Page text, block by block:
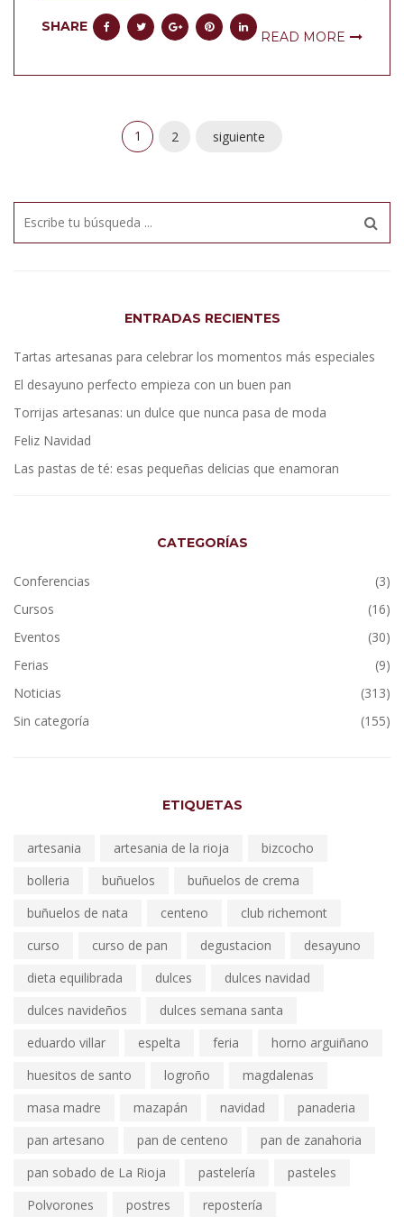
SHARE
READ MORE
1 2 siguiente
ENTRADAS RECIENTES
Tartas artesanas para celebrar los momentos más especiales
El desayuno perfecto empieza con un buen pan
Torrijas artesanas: un dulce que nunca pasa de moda
Feliz Navidad
Las pastas de té: esas pequeñas delicias que enamoran
CATEGORÍAS
Conferencias
(3)
Cursos
(16)
Eventos
(30)
Ferias
(9)
Noticias
(313)
Sin categoría
(155)
ETIQUETAS
artesania artesania de la rioja
bizcocho
bolleria
buñuelos
buñuelos de crema
buñuelos de nata
centeno
club richemont
curso
curso de pan degustacion
desayuno
dieta equilibrada
dulces
dulces navidad
dulces navideños
dulces semana santa
eduardo villar
espelta feria
horno arguiñano
huesitos de santo
logroño
magdalenas
masa madre
mazapán navidad
panaderia
pan artesano
pan de centeno
pan de zanahoria
pan sobado de La Rioja
pastelería
pasteles
Polvorones
postres
repostería